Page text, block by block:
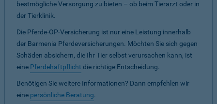
bestmögliche Versorgung zu bieten – ob beim Tierarzt oder in
der Tierklinik.
Die Pferde-OP-Versicherung ist nur eine Leistung innerhalb
der Barmenia Pferdeversicherungen. Möchten Sie sich gegen
Schäden absichern, die Ihr Tier selbst verursachen kann, ist
eine Pferdehaftpflicht die richtige Entscheidung.
Benötigen Sie weitere Informationen? Dann empfehlen wir
eine persönliche Beratung.